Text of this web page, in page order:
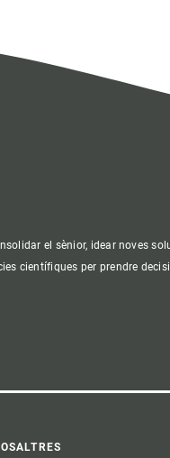
el sènior, idear noves
científiques per prendre